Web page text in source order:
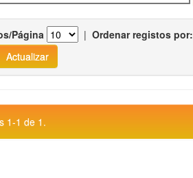
Página | Ordenar registos por:
1-1 de 1.